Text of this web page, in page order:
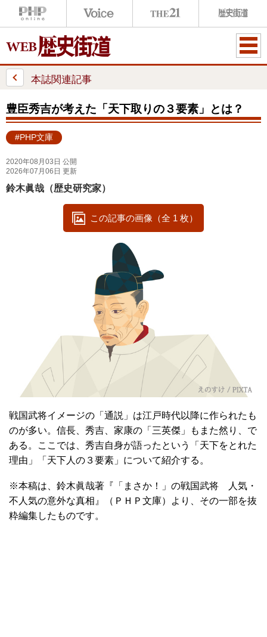
ME
本誌関連記事
豊臣秀吉が考えた「天下取りの３要素」とは？
#PHP文庫
2020年08月03日 公開
2026年07月06日 更新
鈴木眞哉（歴史研究家）
この記事の画像（全 1 枚）
戦国武将イメージの「通説」は江戸時代以降に作られたも
のが多い。信長、秀吉、家康の「三英傑」もまた然り、で
ある。ここでは、秀吉自身が語ったという「天下をとれた
理由」「天下人の３要素」について紹介する。
※本稿は、鈴木眞哉著『「まさか！」の戦国武将 人気・
不人気の意外な真相』（ＰＨＰ文庫）より、その一部を抜
粋編集したものです。